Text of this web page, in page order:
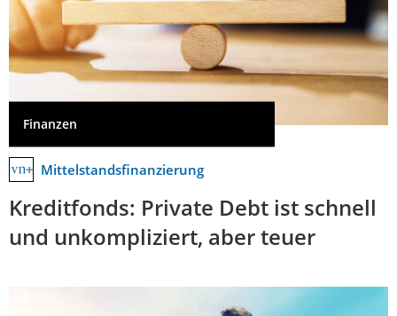
Finanzen
Mittelstandsfinanzierung
Kreditfonds: Private Debt ist schnell
und unkompliziert, aber teuer